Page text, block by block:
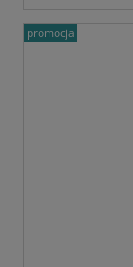
promocja